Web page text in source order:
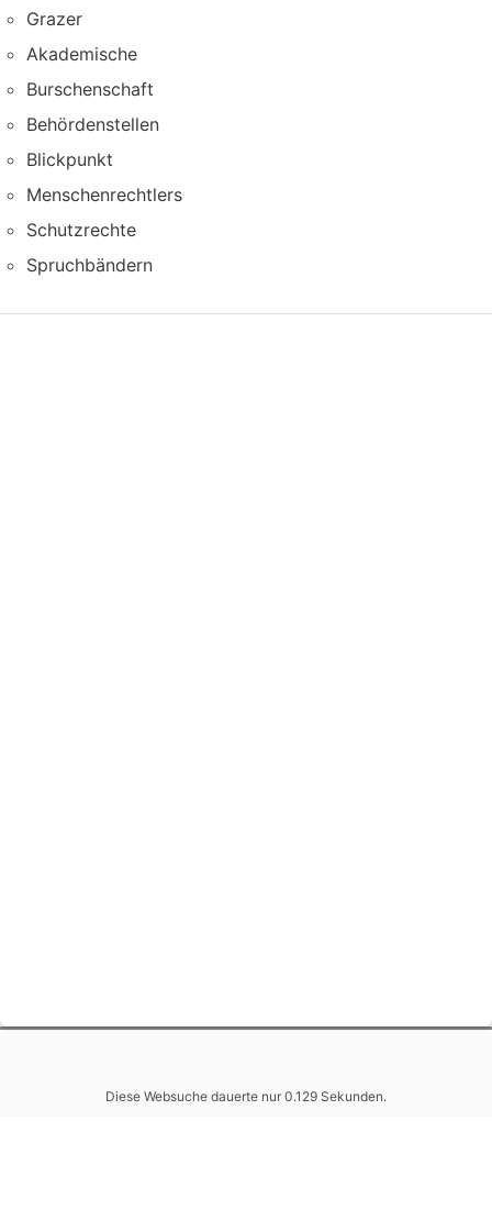
Grazer
Akademische
Burschenschaft
Behördenstellen
Blickpunkt
Menschenrechtlers
Schutzrechte
Spruchbändern
Diese Websuche dauerte nur 0.129 Sekunden.